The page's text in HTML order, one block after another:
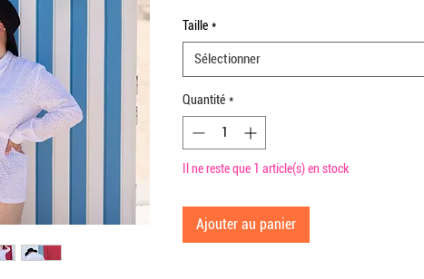
Taille *
Sélectionner
Quantité *
Il ne reste que 1 article(s) en stock
Ajouter au panier